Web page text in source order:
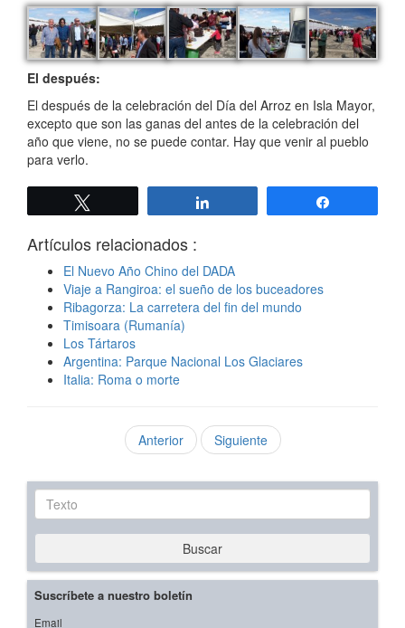
El después:
El después de la celebración del Día del Arroz en Isla Mayor,
excepto que son las ganas del antes de la celebración del
año que viene, no se puede contar. Hay que venir al pueblo
para verlo.
Artículos relacionados :
El Nuevo Año Chino del DADA
Viaje a Rangiroa: el sueño de los buceadores
Ribagorza: La carretera del fin del mundo
Timisoara (Rumanía)
Los Tártaros
Argentina: Parque Nacional Los Glaciares
Italia: Roma o morte
Anterior Siguiente
Texto
Buscar
Suscríbete a nuestro boletín
Email